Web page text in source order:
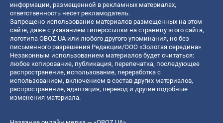
информации, размещенной в рекламных материалах,
ответственность несет рекламодатель.
Запрещено использование материалов размещенных на этом
сайте, даже с указанием гиперссылки на страницу этого сайта,
логотипа OBOZ.UA или любого другого упоминания, но без
письменного разрешения Редакции/ООО «Золотая середина»
Незаконным использованием материалов будет считаться:
любое копирование, публикация, перепечатка, последующее
распространение, использование, переработка с
использованием, включением в состав других материалов,
распространение, адаптация, перевод и другие подобные
изменения материала.